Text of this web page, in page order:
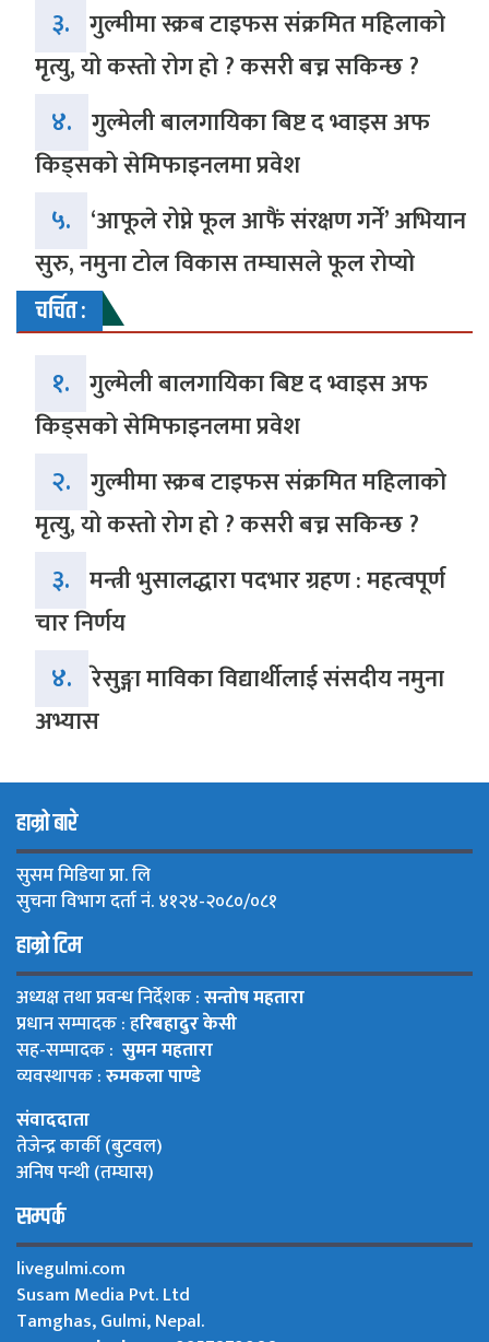
३. गुल्मीमा स्क्रब टाइफस संक्रमित महिलाको
मृत्यु, यो कस्तो रोग हो ? कसरी बच्न सकिन्छ ?
४. गुल्मेली बालगायिका बिष्ट द भ्वाइस अफ
किड्सको सेमिफाइनलमा प्रवेश
५. ‘आफूले रोप्ने फूल आफैं संरक्षण गर्ने’ अभियान
सुरु, नमुना टोल विकास तम्घासले फूल रोप्यो
चर्चित :
१. गुल्मेली बालगायिका बिष्ट द भ्वाइस अफ
किड्सको सेमिफाइनलमा प्रवेश
२. गुल्मीमा स्क्रब टाइफस संक्रमित महिलाको
मृत्यु, यो कस्तो रोग हो ? कसरी बच्न सकिन्छ ?
३. मन्त्री भुसालद्धारा पदभार ग्रहण : महत्वपूर्ण
चार निर्णय
४. रेसुङ्गा माविका विद्यार्थीलाई संसदीय नमुना
अभ्यास
हाम्रो बारे
सुसम मिडिया प्रा. लि
सुचना विभाग दर्ता नं. ४१२४-२०८०/०८१
हाम्रो टिम
अध्यक्ष तथा प्रवन्ध निर्देशक :सन्तोष महतारा
प्रधान सम्पादक : हरिबहादुर केसी
सह-सम्पादक : सुमन महतारा
व्यवस्थापक :रुमकला पाण्डे
संवाददाता
तेजेन्द्र कार्की (बुटवल)
अनिष पन्थी (तम्घास)
सम्पर्क
livegulmi.com
Susam Media Pvt. Ltd
Tamghas, Gulmi, Nepal.